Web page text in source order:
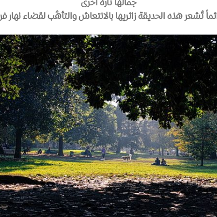
جمالها تارةً أُخرى
تُشعر هذه الحديقة زائريها بالانتعاش والتأهُب لقضاء نهار